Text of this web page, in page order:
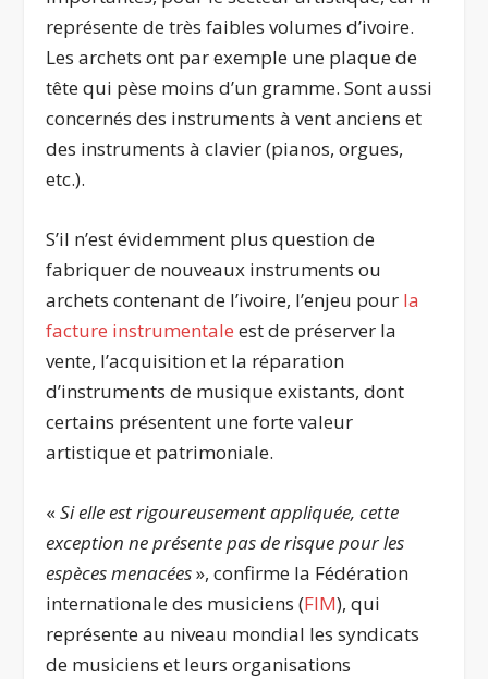
représente de très faibles volumes d’ivoire.
Les archets ont par exemple une plaque de
tête qui pèse moins d’un gramme. Sont aussi
concernés des instruments à vent anciens et
des instruments à clavier (pianos, orgues,
etc.).
S’il n’est évidemment plus question de
fabriquer de nouveaux instruments ou
archets contenant de l’ivoire, l’enjeu pour la
facture instrumentale est de préserver la
vente, l’acquisition et la réparation
d’instruments de musique existants, dont
certains présentent une forte valeur
artistique et patrimoniale.
«Si elle est rigoureusement appliquée, cette
exception ne présente pas de risque pour les
espèces menacées», confirme la Fédération
internationale des musiciens (FIM), qui
représente au niveau mondial les syndicats
de musiciens et leurs organisations